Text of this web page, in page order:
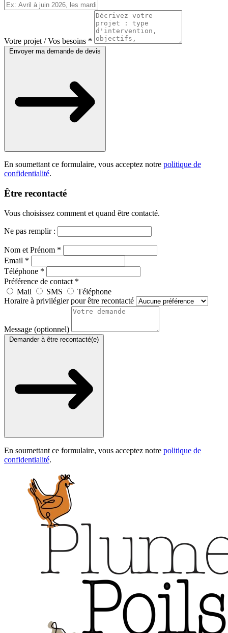
Votre projet / Vos besoins *
Envoyer ma demande de devis
En soumettant ce formulaire, vous acceptez notre politique de
confidentialité.
Être recontacté
Vous choisissez comment et quand être contacté.
Ne pas remplir :
Nom et Prénom *
Email *
Téléphone *
Préférence de contact *
Mail
SMS
Téléphone
Horaire à privilégier pour être recontacté
Message (optionnel)
Demander à être recontacté(e)
En soumettant ce formulaire, vous acceptez notre politique de
confidentialité.